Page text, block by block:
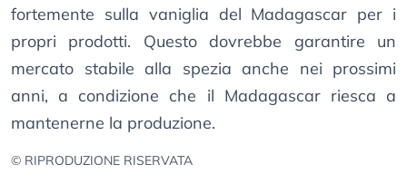
fortemente sulla vaniglia del Madagascar per i
propri prodotti. Questo dovrebbe garantire un
mercato stabile alla spezia anche nei prossimi
anni, a condizione che il Madagascar riesca a
mantenerne la produzione.
© RIPRODUZIONE RISERVATA